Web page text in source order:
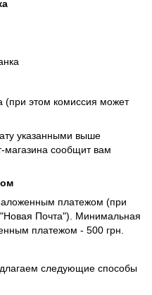
(при этом комиссия может
указанными выше
магазина сообщит вам
платежом (при
"Новая Почта"). Минимальная
платежом - 500 грн.
следующие способы